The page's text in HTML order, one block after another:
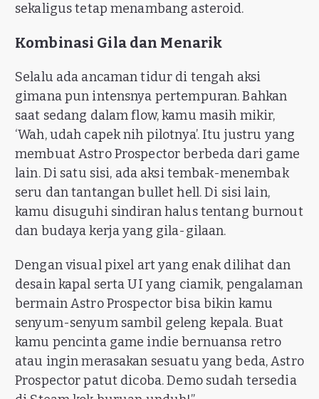
sekaligus tetap menambang asteroid.
Kombinasi Gila dan Menarik
Selalu ada ancaman tidur di tengah aksi
gimana pun intensnya pertempuran. Bahkan
saat sedang dalam flow, kamu masih mikir,
‘Wah, udah capek nih pilotnya’. Itu justru yang
membuat Astro Prospector berbeda dari game
lain. Di satu sisi, ada aksi tembak-menembak
seru dan tantangan bullet hell. Di sisi lain,
kamu disuguhi sindiran halus tentang burnout
dan budaya kerja yang gila-gilaan.
Dengan visual pixel art yang enak dilihat dan
desain kapal serta UI yang ciamik, pengalaman
bermain Astro Prospector bisa bikin kamu
senyum-senyum sambil geleng kepala. Buat
kamu pencinta game indie bernuansa retro
atau ingin merasakan sesuatu yang beda, Astro
Prospector patut dicoba. Demo sudah tersedia